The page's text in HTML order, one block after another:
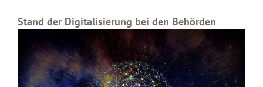
Stand der Digitalisierung bei den Behörden
grösseres
Bild